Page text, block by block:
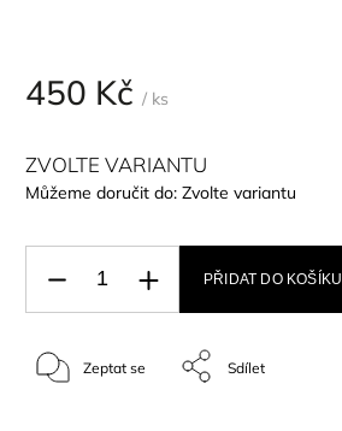
450 Kč / ks
ZVOLTE VARIANTU
Můžeme doručit do: Zvolte variantu
PŘIDAT DO KOŠÍKU
Zeptat se Sdílet